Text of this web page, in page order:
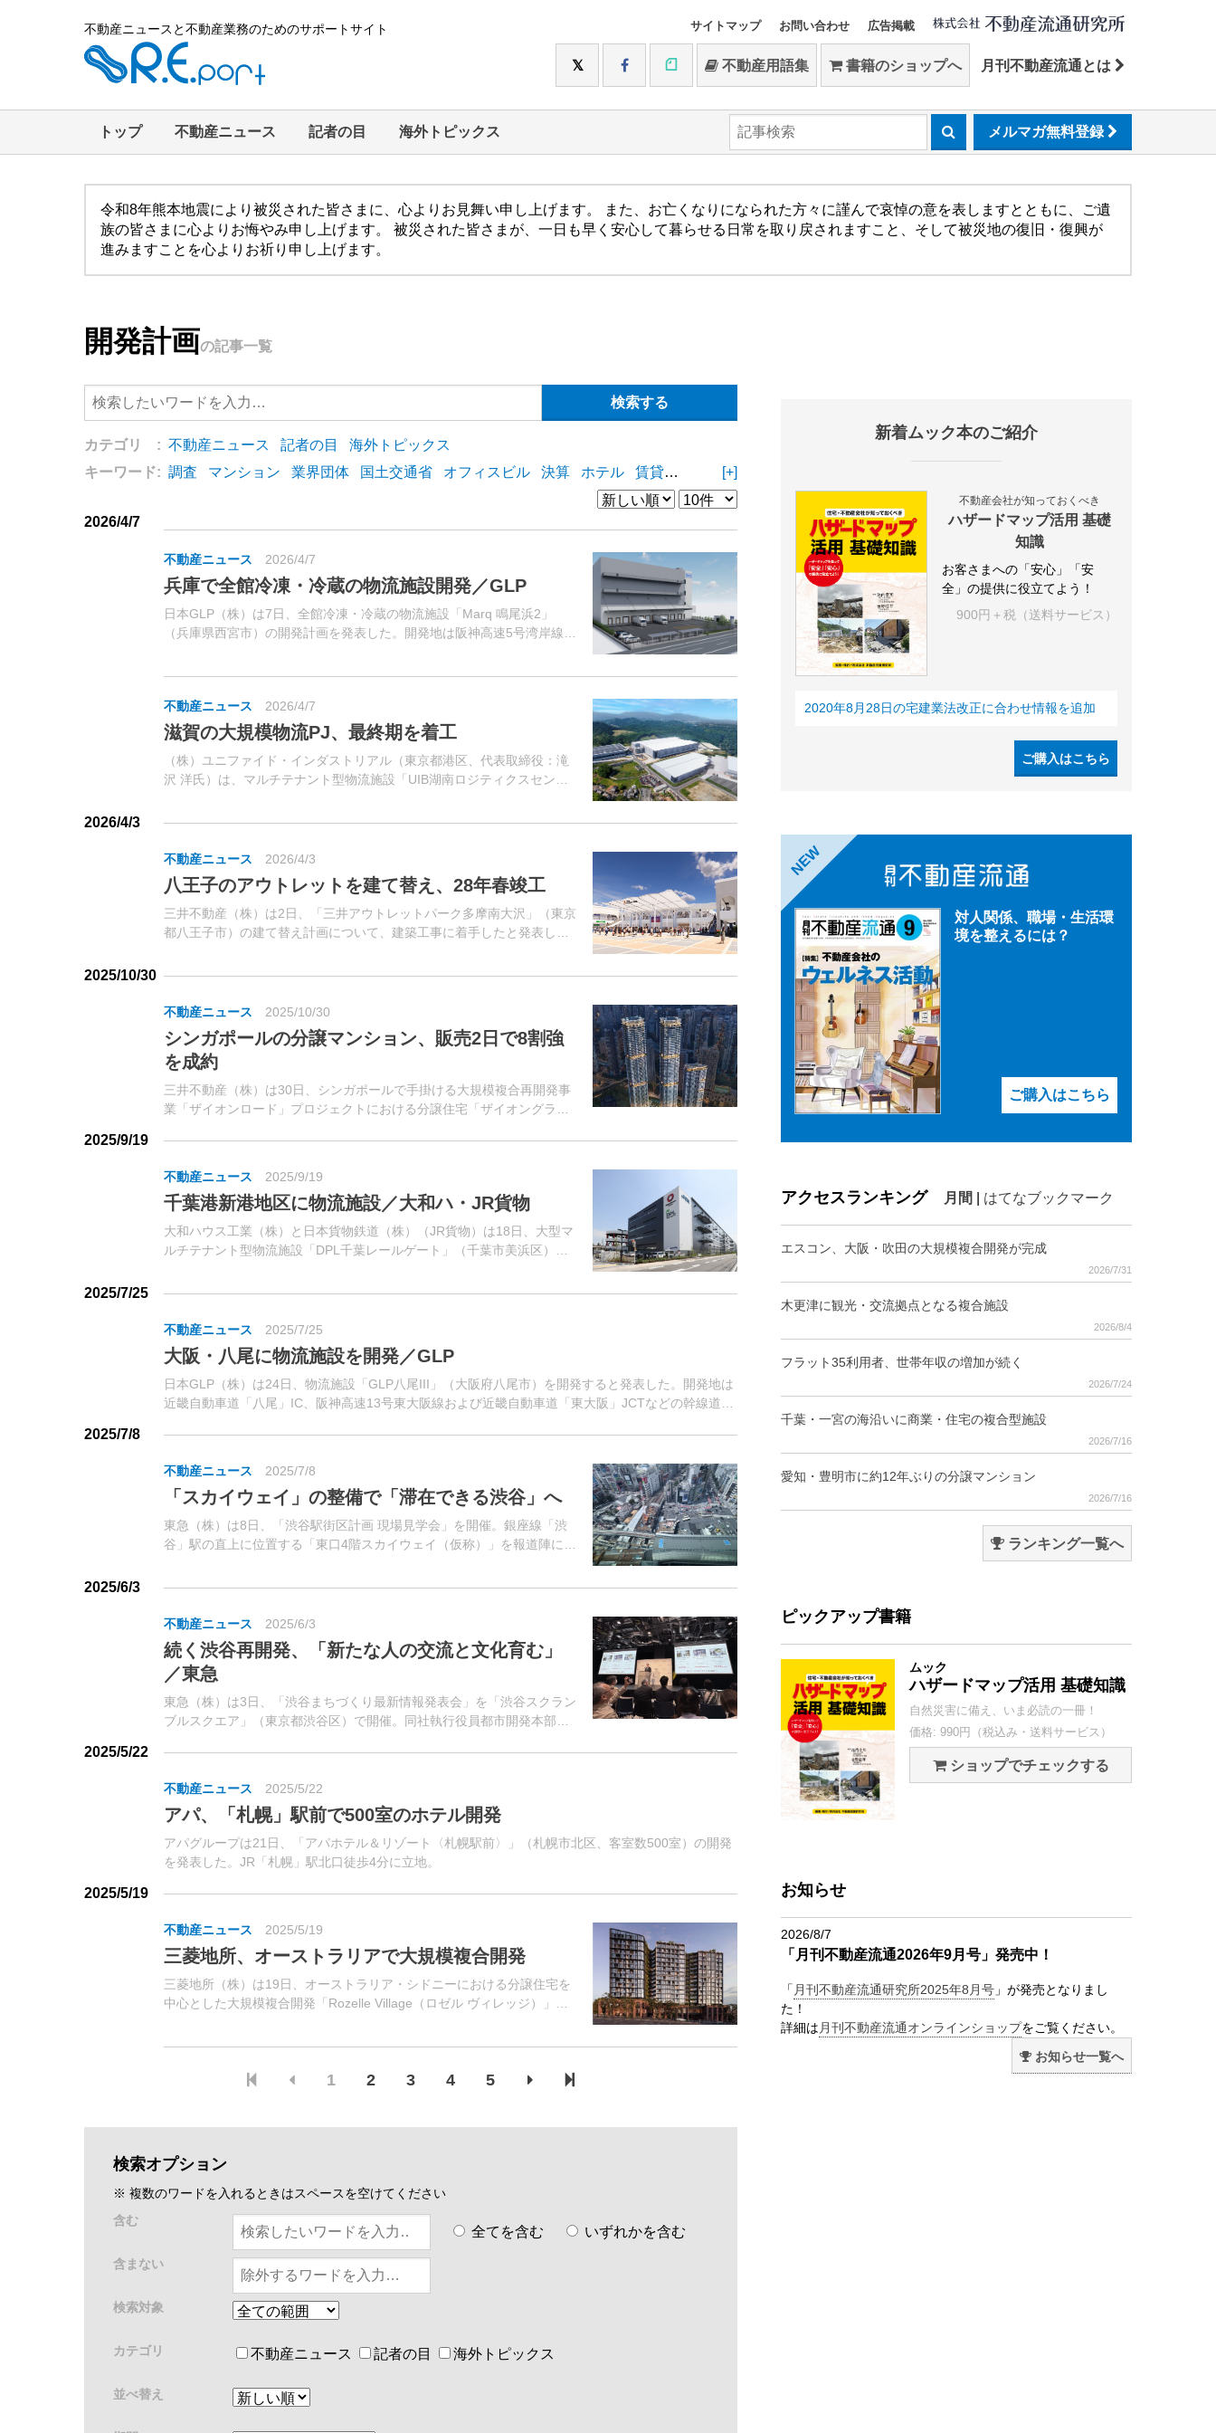
不動産ニュースと不動産業務のためのサポートサイト サイトマップ お問い合わせ 広告掲載
不動産用語集 書籍のショップへ 月刊不動産流通とは
トップ 不動産ニュース 記者の目 海外トピックス メルマガ無料登録
令和8年熊本地震により被災された皆さまに、心よりお見舞い申し上げます。 また、お亡くなりになられた方々に謹んで哀悼の意を表しますとともに、ご遺
族の皆さまに心よりお悔やみ申し上げます。 被災された皆さまが、一日も早く安心して暮らせる日常を取り戻されますこと、そして被災地の復旧・復興が
進みますことを心よりお祈り申し上げます。
開発計画の記事一覧
カテゴリ : 不動産ニュース 記者の目
海外トピックス
キーワード: 調査 マンション 業界団体 国土交通省 オフィスビル 決算 ホテル 賃貸住宅 物流施設
[+]
2026/4/7
不動産ニュース 2026/4/7
兵庫で全館冷凍・冷蔵の物流施設開発／GLP
日本GLP（株）は7日、全館冷凍・冷蔵の物流施設「Marq 鳴尾浜2」
（兵庫県西宮市）の開発計画を発表した。開発地は阪神高速5号湾岸線
不動産ニュース 2026/4/7
滋賀の大規模物流PJ、最終期を着工
（株）ユニファイド・インダストリアル（東京都港区、代表取締役：滝
沢 洋氏）は、マルチテナント型物流施設「UIB湖南ロジティクスセンタ
2026/4/3
不動産ニュース 2026/4/3
八王子のアウトレットを建て替え、28年春竣工
三井不動産（株）は2日、「三井アウトレットパーク多摩南大沢」（東京
都八王子市）の建て替え計画について、建築工事に着手したと発表し
2025/10/30
不動産ニュース 2025/10/30
シンガポールの分譲マンション、販売2日で8割強
を成約
三井不動産（株）は30日、シンガポールで手掛ける大規模複合再開発事
業「ザイオンロード」プロジェクトにおける分譲住宅「ザイオングラン
2025/9/19
不動産ニュース 2025/9/19
千葉港新港地区に物流施設／大和ハ・JR貨物
大和ハウス工業（株）と日本貨物鉄道（株）（JR貨物）は18日、大型マ
ルチテナント型物流施設「DPL千葉レールゲート」（千葉市美浜区）を
2025/7/25
不動産ニュース 2025/7/25
大阪・八尾に物流施設を開発／GLP
日本GLP（株）は24日、物流施設「GLP八尾III」（大阪府八尾市）を開発すると発表した。開発地は
近畿自動車道「八尾」IC、阪神高速13号東大阪線および近畿自動車道「東大阪」JCTなどの幹線道路
2025/7/8
不動産ニュース 2025/7/8
「スカイウェイ」の整備で「滞在できる渋谷」へ
東急（株）は8日、「渋谷駅街区計画 現場見学会」を開催。銀座線「渋
谷」駅の直上に位置する「東口4階スカイウェイ（仮称）」を報道陣に公
2025/6/3
不動産ニュース 2025/6/3
続く渋谷再開発、「新たな人の交流と文化育む」
／東急
東急（株）は3日、「渋谷まちづくり最新情報発表会」を「渋谷スクラン
ブルスクエア」（東京都渋谷区）で開催。同社執行役員都市開発本部渋
2025/5/22
不動産ニュース 2025/5/22
アパ、「札幌」駅前で500室のホテル開発
アパグループは21日、「アパホテル＆リゾート〈札幌駅前〉」（札幌市北区、客室数500室）の開発
を発表した。JR「札幌」駅北口徒歩4分に立地。
2025/5/19
不動産ニュース 2025/5/19
三菱地所、オーストラリアで大規模複合開発
三菱地所（株）は19日、オーストラリア・シドニーにおける分譲住宅を
中心とした大規模複合開発「Rozelle Village（ロゼル ヴィレッジ）」に
1 2 3 4 5
検索オプション
※ 複数のワードを入れるときはスペースを空けてください
含む
全てを含む いずれかを含む
含まない
検索対象
カテゴリ 不動産ニュース 記者の目 海外トピックス
並べ替え
新着ムック本のご紹介
不動産会社が知っておくべき
ハザードマップ活用 基礎
知識
お客さまへの「安心」「安
全」の提供に役立てよう！
900円＋税（送料サービス）
2020年8月28日の宅建業法改正に合わせ情報を追加
ご購入はこちら
NEW
対人関係、職場・生活環
境を整えるには？
ご購入はこちら
アクセスランキング 月間 はてなブックマーク
エスコン、大阪・吹田の大規模複合開発が完成
2026/7/31
木更津に観光・交流拠点となる複合施設
2026/8/4
フラット35利用者、世帯年収の増加が続く
2026/7/24
千葉・一宮の海沿いに商業・住宅の複合型施設
2026/7/16
愛知・豊明市に約12年ぶりの分譲マンション
2026/7/16
ランキング一覧へ
ピックアップ書籍
ムック
ハザードマップ活用 基礎知識
自然災害に備え、いま必読の一冊！
価格: 990円（税込み・送料サービス）
ショップでチェックする
お知らせ
2026/8/7
「月刊不動産流通2026年9月号」発売中！
「 月刊不動産流通研究所2025年8月号 」が発売となりまし
た！
詳細は 月刊不動産流通オンラインショップをご覧ください。
お知らせ一覧へ